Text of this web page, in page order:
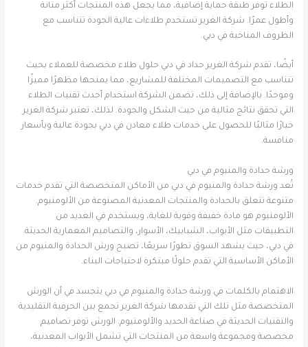
الطلاء توفر طبقة حماية إضافية، مما يجعل هذه المنتجات أكثر متانة
وأطول عمرًا. شركة الغرير تستخدم طلاءات عالية الجودة تتناسب مع
الظروف المناخية في دبي.
أيضًا، تقدم شركة الغرير حداد في دبي حلول طلاء مخصصة للعملاء بحيث
تتناسب مع التصميمات المختلفة للمشاريع، مما يمنحها مظهرًا مميزًا
وموحدًا. بالإضافة إلى ذلك، تضمن الشركة استخدام أحدث تقنيات الطلاء
التي تحقق نتائج مثالية من حيث الشكل والجودة. لذلك، تعتبر شركة الغرير
خيارًا مثاليًا للحصول على خدمات طلاء معادن في دبي بجودة عالية وبأسعار
منافسة.
ورشة حدادة والمنيوم في دبي
تُعد ورشة حدادة والمنيوم في دبي من الأماكن المتخصصة التي تقدم خدمات
متنوعة تتعلق بالحدادة والمنتجات المعدنية المصنوعة من الألومنيوم.
الألومنيوم هو مادة خفيفة وقوية للغاية، ويستخدم في العديد من
التطبيقات مثل الأبواب، الشبابيك، الأسوار، والتصاميم المعمارية الحديثة.
في دبي، حيث يشهد السوق تطورًا سريعًا، تصبح ورش الحدادة والمنيوم من
الأماكن الأساسية التي تقدم حلولًا مبتكرة لاحتياجات البناء.
الاهتمام بالكلمات في ورشة حدادة والمنيوم في دبي يتجسد في أن الورش
المتخصصة مثل تلك التي تقدمها شركة الغرير تجمع بين الحرفية التقليدية
والتقنيات الحديثة في صناعة الحديد والألومنيوم. الورش توفر تصاميم
مخصصة ومجموعة واسعة من المنتجات التي تشمل الأبواب المعدنية،